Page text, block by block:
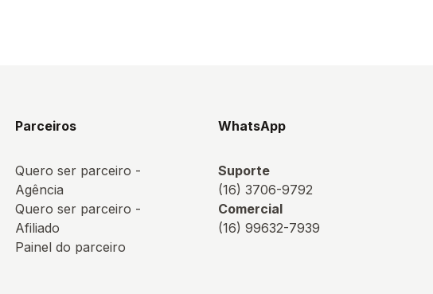
Parceiros
Quero ser parceiro -
Agência
Quero ser parceiro -
Afiliado
Painel do parceiro
WhatsApp
Suporte
(16) 3706-9792
Comercial
(16) 99632-7939